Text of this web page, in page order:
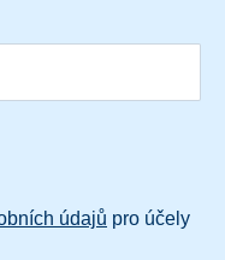
údajů pro účely